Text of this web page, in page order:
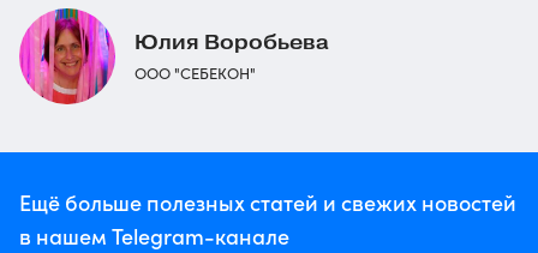
Юлия Воробьева
ООО "СЕБЕКОН"
Ещё больше полезных статей и свежих новостей
в нашем Telegram-канале